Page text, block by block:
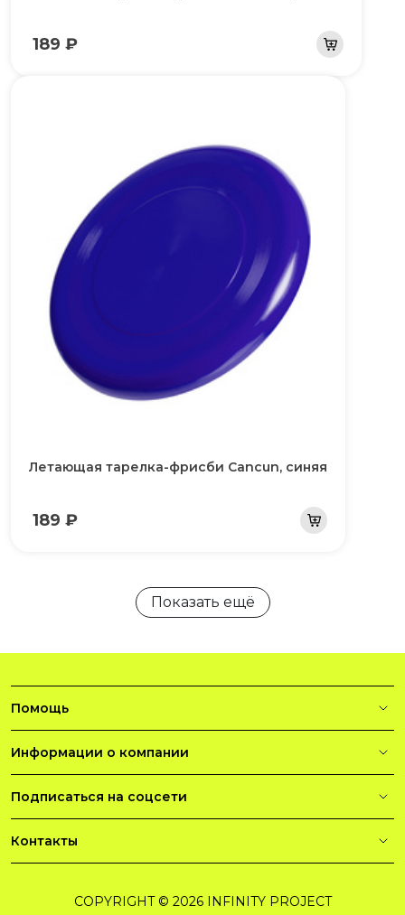
189 ₽
Летающая тарелка-фрисби Cancun, синяя
189 ₽
Показать ещё
Помощь
Информации о компании
Подписаться на соцсети
Контакты
COPYRIGHT © 2026 INFINITY PROJECT